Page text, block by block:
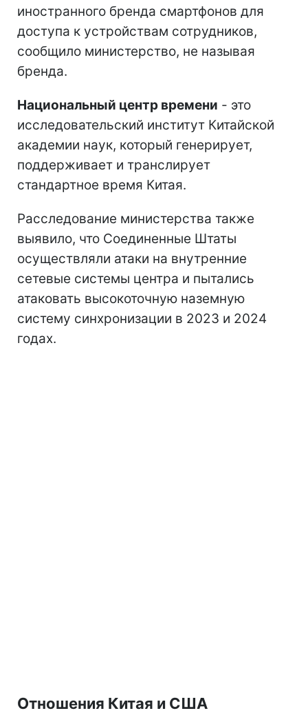
иностранного бренда смартфонов для
доступа к устройствам сотрудников,
сообщило министерство, не называя
бренда.
Национальный центр времени - это
исследовательский институт Китайской
академии наук, который генерирует,
поддерживает и транслирует
стандартное время Китая.
Расследование министерства также
выявило, что Соединенные Штаты
осуществляли атаки на внутренние
сетевые системы центра и пытались
атаковать высокоточную наземную
систему синхронизации в 2023 и 2024
годах.
Отношения Китая и США